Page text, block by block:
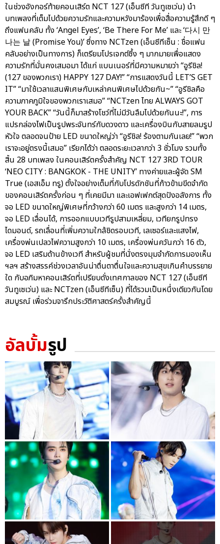
ในช่วงอังกอร์ท้ายคอนเสิร์ต NCT 127 (เอ็นซีที วันทูเซเว่น) นำ
บทเพลงที่เต็มไปด้วยความรักและความหวังมาร้องเพื่อสื่อความรู้สึกดี ๆ
ถึงแฟนคลับ ทั้ง ‘Angel Eyes’, ‘Be There For Me’ และ ‘다시 만
나는 날 (Promise You)’ ซึ่งทาง NCTzen (เอ็นซีทีเซ็น : ชื่อแฟน
คลับอย่างเป็นทางการ) ก็เตรียมโปรเจกต์ซึ้ง ๆ มากมายเพื่อแสดง
ความรักที่มั่นคงเสมอมา ได้แก่ แบนเนอร์ที่มีความหมายว่า “อูรีชิล!
(127 ของพวกเรา) HAPPY 127 DAY!” “การแสดงวันนี้ LET’S GET
IT” “มาใช้เวลาแสนพิเศษกับเหล่าคนพิเศษไปด้วยกัน~” “อูรีชิลคือ
ความภาคภูมิใจของพวกเราเสมอ” “NCTzen ไทย ALWAYS GOT
YOUR BACK” “วันนี้ก็มาสร้างโชว์ที่ไม่มีวันลืมไปด้วยกันนะ!”, การ
แปรกล่องไฟเป็นรูปพระจันทร์กับดวงดาว และเครื่องบินกับสายลมรูป
หัวใจ ตลอดจนป้าย LED ขนาดใหญ่ว่า “อูรีชิล! ร้องตามกันเลย!” “พวก
เราจะอยู่ตรงนี้เสมอ” เรียกได้ว่า ตลอดระยะเวลากว่า 3 ชั่วโมง รวมทั้ง
สิ้น 28 บทเพลง ในคอนเสิร์ตครั้งสำคัญ NCT 127 3RD TOUR
‘NEO CITY : BANGKOK - THE UNITY’ ทางค่ายและผู้จัด SM
True (เอสเอ็ม ทรู) ตั้งใจอย่างเต็มที่กับโปรดักชันที่ก้าวข้ามขีดจำกัด
ของคอนเสิร์ตครั้งก่อน ๆ ที่เคยมีมา และเอฟเฟกต์สุดปังอลังการ ทั้ง
จอ LED ขนาดใหญ่พิเศษที่กว้างกว่า 60 เมตร และสูงกว่า 14 เมตร,
จอ LED เลื่อนได้, การออกแบบเวทีรูปสามเหลี่ยม, เวทียกรูปทรง
ไดมอนด์, รถเลื่อนที่เพิ่มความใกล้ชิดรอบเวที, เลเซอร์และแสงไฟ,
เครื่องพ่นเปลวไฟความสูงกว่า 10 เมตร, เครื่องพ่นควันกว่า 16 ตัว,
จอ LED เสริมด้านข้างเวที สำหรับผู้ชมที่นั่งตรงมุมจำกัดการมองเห็น
ฯลฯ สร้างสรรค์ช่วงเวลาอันน่าตื่นตาตื่นใจและความสุขเกินคำบรรยาย
ใด กับอภิมหาคอนเสิร์ตที่เปรียบดั่งเทศกาลของ NCT 127 (เอ็นซีที
วันทูเซเว่น) และ NCTzen (เอ็นซีทีเซ็น) ที่ได้รวมเป็นหนึ่งเดียวกันโดย
สมบูรณ์ เพื่อร่วมจารึกประวัติศาสตร์ครั้งสำคัญนี้
อัลบั้มรูป